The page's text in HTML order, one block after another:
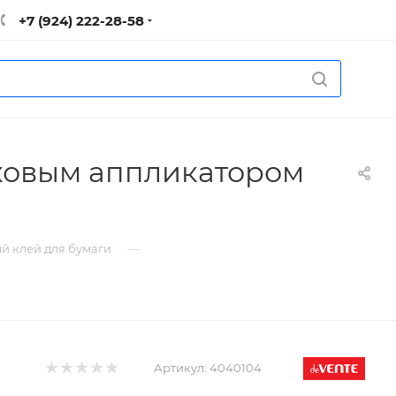
+7 (924) 222-28-58
аппликатором
клей для бумаги —
Артикул: 4040104